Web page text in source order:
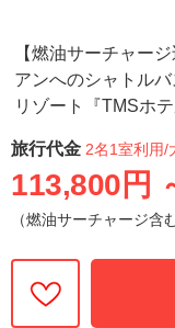
【燃油サーチャー
アンへのシャトル
リゾート『TMSホ
旅行代金 2名1室利用/
113,800円
（燃油サーチャージ